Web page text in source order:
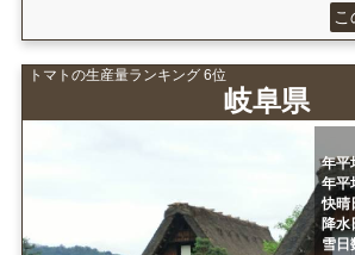
こ
トマトの生産量ランキング 6位
岐阜県
年平
年平
快晴
降水
雪日